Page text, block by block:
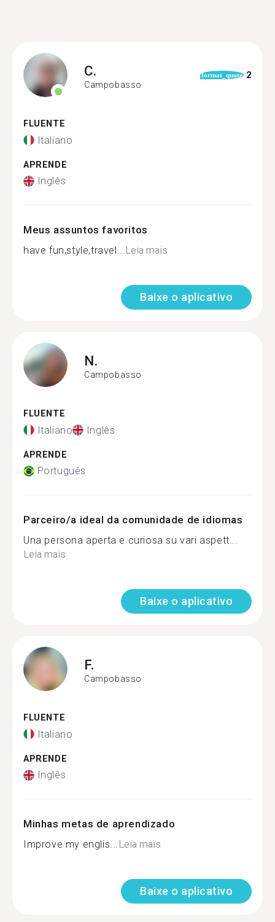
C.
Campobasso
format_quote 2
FLUENTE
Italiano
APRENDE
Inglês
Meus assuntos favoritos
have fun,style,travel...Leia mais
Baixe o aplicativo
N.
Campobasso
FLUENTE
Italiano Inglês
APRENDE
Português
Parceiro/a ideal da comunidade de idiomas
Una persona aperta e curiosa su vari aspett...
Leia mais
Baixe o aplicativo
F.
Campobasso
FLUENTE
Italiano
APRENDE
Inglês
Minhas metas de aprendizado
Improve my englis...Leia mais
Baixe o aplicativo